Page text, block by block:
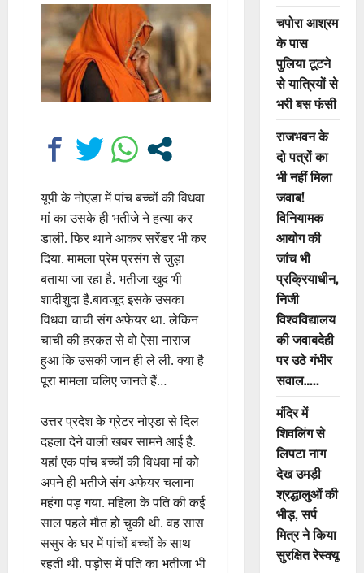
यूपी के नोएडा में पांच बच्चों की विधवा
मां का उसके ही भतीजे ने हत्या कर
डाली. फिर थाने आकर सरेंडर भी कर
दिया. मामला प्रेम प्रसंग से जुड़ा
बताया जा रहा है. भतीजा खुद भी
शादीशुदा है.बावजूद इसके उसका
विधवा चाची संग अफेयर था. लेकिन
चाची की हरकत से वो ऐसा नाराज
हुआ कि उसकी जान ही ले ली. क्या है
पूरा मामला चलिए जानते हैं…
उत्तर प्रदेश के ग्रेटर नोएडा से दिल
दहला देने वाली खबर सामने आई है.
यहां एक पांच बच्चों की विधवा मां को
अपने ही भतीजे संग अफेयर चलाना
महंगा पड़ गया. महिला के पति की कई
साल पहले मौत हो चुकी थी. वह सास
ससुर के घर में पांचों बच्चों के साथ
रहती थी. पड़ोस में पति का भतीजा भी
चपोरा आश्रम
के पास
पुलिया टूटने
से यात्रियों से
भरी बस फंसी
राजभवन के
दो पत्रों का
भी नहीं मिला
जवाब!
विनियामक
आयोग की
जांच भी
प्रक्रियाधीन,
निजी
विश्वविद्यालय
की जवाबदेही
पर उठे गंभीर
सवाल…..
मंदिर में
शिवलिंग से
लिपटा नाग
देख उमड़ी
श्रद्धालुओं की
भीड़, सर्प
मित्र ने किया
सुरक्षित रेस्क्यू